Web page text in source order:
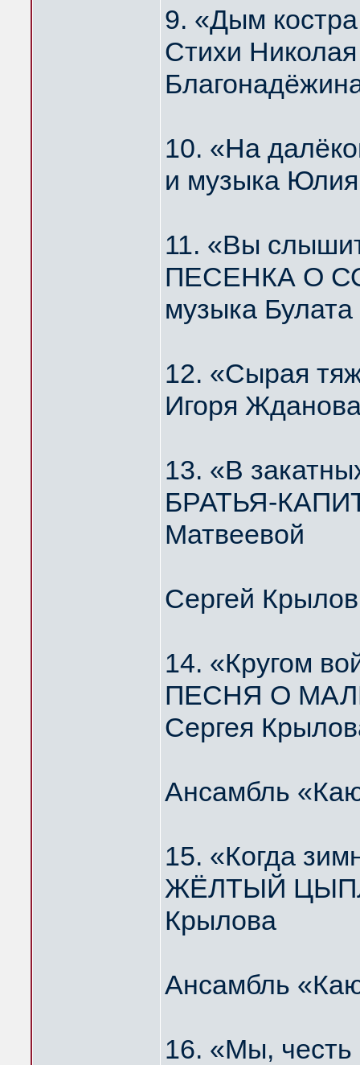
9. «Дым
Стихи
10. «На
и музыка
11. «Вы
ПЕСЕНКА О
музыка
12. «Сырая
Игоря
13. «В
БРАТЬЯ-
Матвеевой
Сергей Крылов
14. «Кругом
ПЕСНЯ О
Сергея
Ансамбль
15. «Когда
ЖЁЛТЫЙ
Крылова
Ансамбль
16. «Мы, честь